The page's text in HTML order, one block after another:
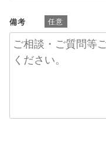
備考 任意